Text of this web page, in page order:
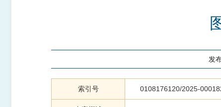
发
索引号 0108176120/2025-